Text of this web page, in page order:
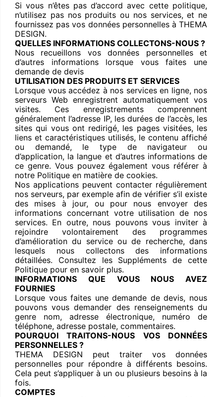
Si vous n’êtes pas d’accord avec cette politique,
n’utilisez pas nos produits ou nos services, et ne
fournissez pas vos données personnelles à THEMA
DESIGN.
QUELLES INFORMATIONS COLLECTONS-NOUS ?
Nous recueillons vos données personnelles et
d’autres informations lorsque vous faites une
demande de devis
UTILISATION DES PRODUITS ET SERVICES
Lorsque vous accédez à nos services en ligne, nos
serveurs Web enregistrent automatiquement vos
visites. Ces enregistrements comprennent
généralement l’adresse IP, les durées de l’accès, les
sites qui vous ont redirigé, les pages visitées, les
liens et caractéristiques utilisés, le contenu affiché
ou demandé, le type de navigateur ou
d’application, la langue et d’autres informations de
ce genre. Vous pouvez également vous référer à
notre Politique en matière de cookies.
Nos applications peuvent contacter régulièrement
nos serveurs, par exemple afin de vérifier s’il existe
des mises à jour, ou pour nous envoyer des
informations concernant votre utilisation de nos
services. En outre, nous pouvons vous inviter à
rejoindre volontairement des programmes
d’amélioration du service ou de recherche, dans
lesquels nous collectons des informations
détaillées. Consultez les Suppléments de cette
Politique pour en savoir plus.
INFORMATIONS QUE VOUS NOUS AVEZ
FOURNIES
Lorsque vous faites une demande de devis, nous
pouvons vous demander des renseignements du
genre nom, adresse électronique, numéro de
téléphone, adresse postale, commentaires.
POURQUOI TRAITONS-NOUS VOS DONNÉES
PERSONNELLES ?
THEMA DESIGN peut traiter vos données
personnelles pour répondre à différents besoins.
Cela peut s’appliquer à un ou plusieurs besoins à la
fois.
COMPTES